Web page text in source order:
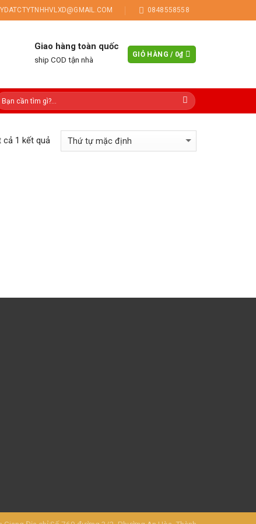
0848558558
Giao hàng toàn quốc
ship COD tận nhà
GIỎ HÀNG / 0₫
cả 1 kết quả